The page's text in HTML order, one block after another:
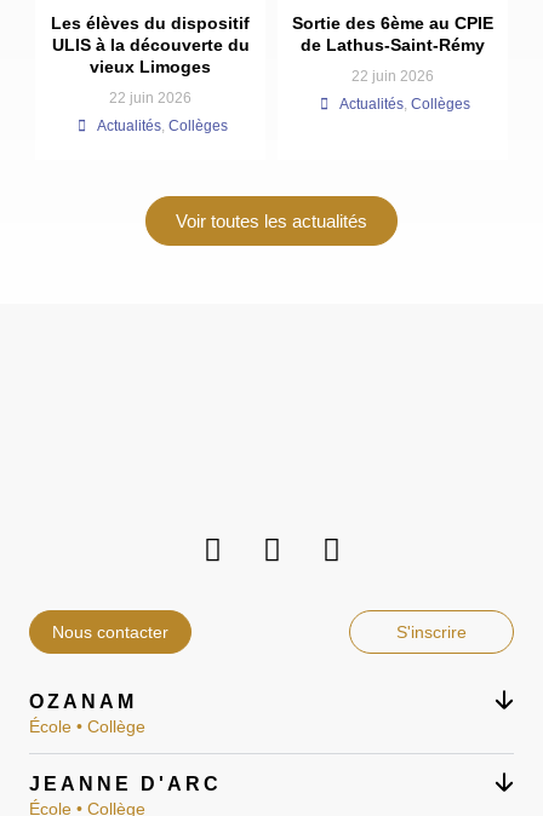
Les élèves du dispositif
ULIS à la découverte du
vieux Limoges
22 juin 2026
Actualités Collèges
Sortie des 6ème au CPIE
de Lathus-Saint-Rémy
22 juin 2026
Actualités Collèges
Voir toutes les actualités
Nous contacter S'inscrire
OZANAM
École • Collège
JEANNE D'ARC
École • Collège